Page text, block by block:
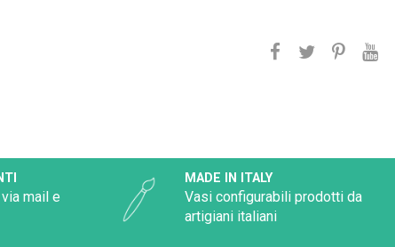
mail e
MADE IN ITALY
Vasi configurabili prodotti da
artigiani italiani